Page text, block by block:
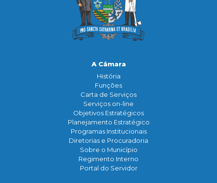
A Câmara
História
Funçōes
Carta de Serviços
Serviços on-line
Objetivos Estratégicos
Planejamento Estratégico
Programas Institucionais
Diretorias e Procuradoria
Sobre o Município
Regimento Interno
Portal do Servidor